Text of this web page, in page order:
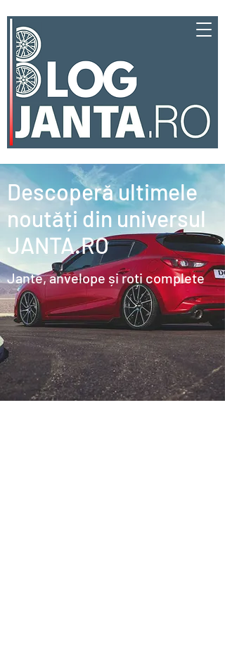
Descoperă ultimele
noutăți din universul
JANTA.RO
Jante, anvelope și roți complete